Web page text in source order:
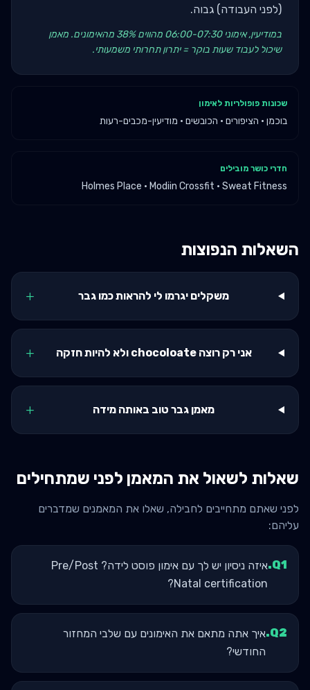
(לפני העבודה) גבוה.
במודיעין, אימוני 06:00-07:30 מהווים 38% מהאימונים. מאמן
שיכול לעבוד שעות בוקר = יתרון תחרותי משמעותי.
שכונות פופולריות לאימון
בוכמן · הציפורים · הכובשים · מודיעין-מכבים-רעות
חדרי כושר מובילים
Holmes Place · Modiin Crossfit · Sweat Fitness
השאלות הנפוצות
משקלים יגרמו לי להראות כמו גבר +
אני רק רוצה chocoloate ולא להיות חזקה +
מאמן גבר טוב באותה מידה +
שאלות לשאול את המאמן לפני שמתחילים
לפני שאתם מתחייבים לחבילה, שאלו את המאמנים שמדברים
עליהם:
Q1
.
איזה ניסיון יש לך עם אימון פוסט לידה? Pre/Post
Natal certification?
Q2
.איך אתה מתאם את האימונים עם שלבי המחזור
החודשי?